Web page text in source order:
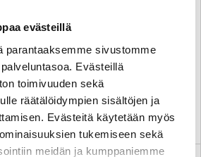
evästeillä
parantaaksemme sivustomme
Evästeillä
toimivuuden sekä
räätälöidympien sisältöjen ja
Evästeitä käytetään myös
tukemiseen sekä
meidän ja kumppaniemme
176 500 km
WHATSAPP